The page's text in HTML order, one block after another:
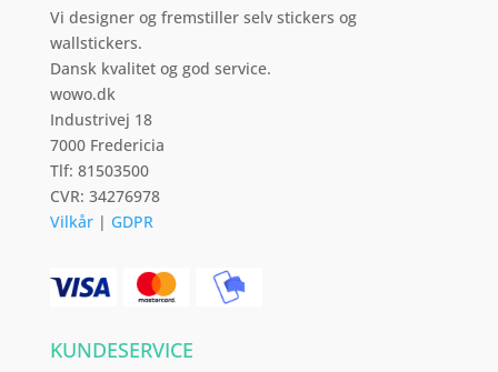
varesiden
Vi designer og fremstiller selv stickers og
wallstickers.
Dansk kvalitet og god service.
wowo.dk
Industrivej 18
7000 Fredericia
Tlf: 81503500
CVR: 34276978
Vilkår| GDPR
KUNDESERVICE